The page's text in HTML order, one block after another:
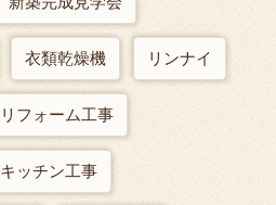
衣類乾燥機 リンナイ
リフォーム工事
キッチン工事